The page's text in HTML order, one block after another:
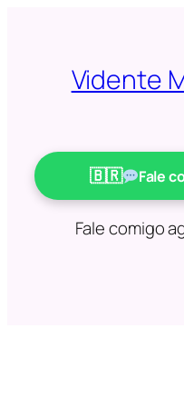
conteúdoVidente
Fale
Fale comigo